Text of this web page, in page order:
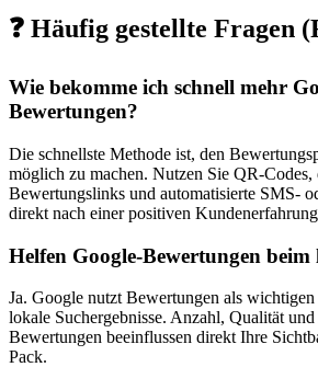
❓ Häufig gestellte Fragen
Wie bekomme ich schnell mehr
Bewertungen?
Die schnellste Methode ist, den
möglich zu machen. Nutzen Sie QR-Codes,
Bewertungslinks und automatisierte SMS-
direkt nach einer positiven
Helfen Google-Bewertungen
Ja. Google nutzt Bewertungen als
lokale Suchergebnisse. Anzahl, Qualität
Bewertungen beeinflussen direkt Ihre
Pack.